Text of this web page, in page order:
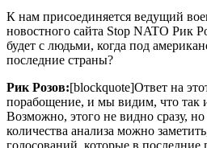
К нам присоединяется ведущий
новостного сайта Stop NATO Рик
будет с людьми, когда под
последние страны?
Рик Розов:[blockquote]Ответ на
порабощение, и мы видим, что так
Возможно, этого не видно сразу,
количества анализа можно
голосований, которые в последние